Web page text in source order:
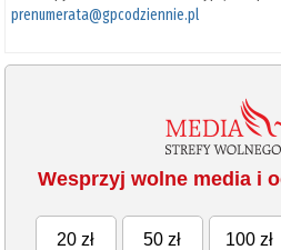
prenumerata@gpcodziennie.pl
Wesprzyj wolne media i
20 zł 50 zł 100 zł